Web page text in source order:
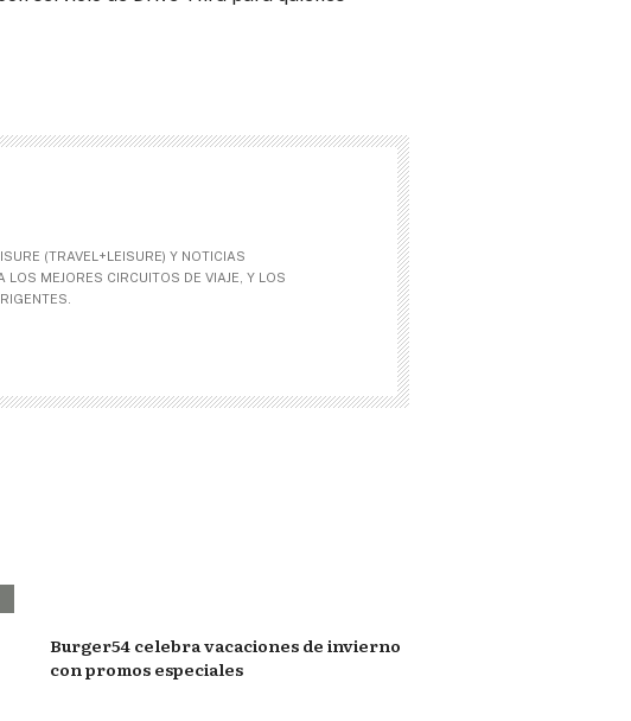
(TRAVEL+LEISURE) Y NOTICIAS
MEJORES CIRCUITOS DE VIAJE, Y LOS
Burger54 celebra vacaciones de invierno
con promos especiales